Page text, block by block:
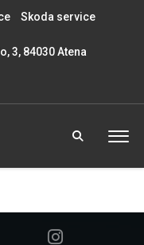
Skoda service
3, 84030 Atena